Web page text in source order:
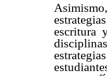
escritura